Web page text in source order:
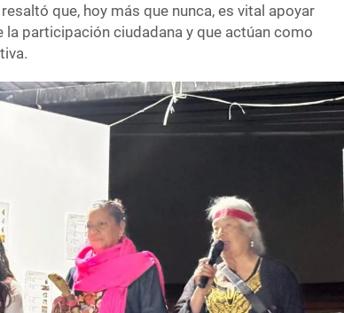
que, hoy más que nunca, es vital apoyar
participación ciudadana y que actúan como